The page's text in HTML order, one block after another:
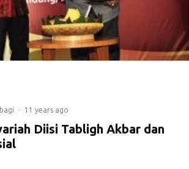
· 11 years ago
Diisi Tabligh Akbar dan